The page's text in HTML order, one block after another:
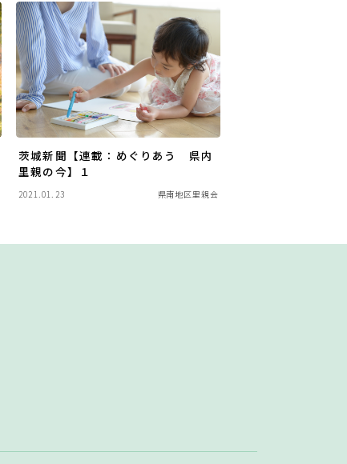
茨城新聞【連載：めぐりあう 県内
里親の今】１
2021.01.23 県南地区里親会